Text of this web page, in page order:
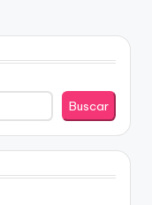
Buscar